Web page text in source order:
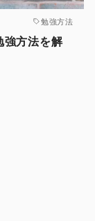
勉強方法
強方法を解